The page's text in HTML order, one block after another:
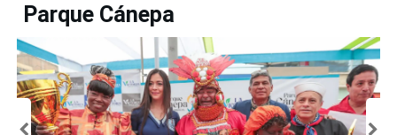
Parque Cánepa